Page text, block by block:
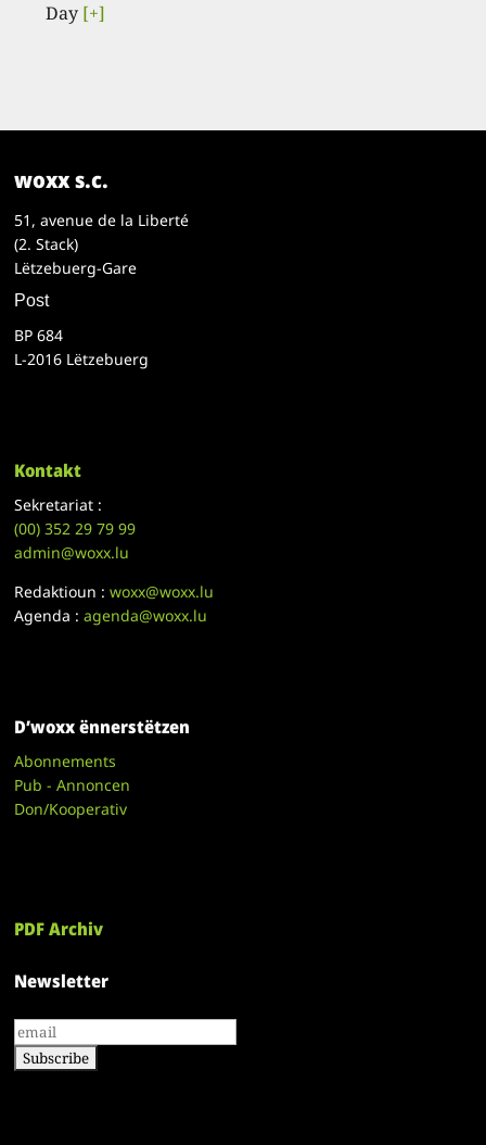
Day [+]
woxx s.c.
51, avenue de la Liberté
(2. Stack)
Lëtzebuerg-Gare
Post
BP 684
L-2016 Lëtzebuerg
Kontakt
Sekretariat :
(00)352 29 79 99
admin@woxx.lu
Redaktioun :woxx@woxx.lu
Agenda :agenda@woxx.lu
D’woxx ënnerstëtzen
Abonnements
Pub - Annoncen
Don/Kooperativ
PDF Archiv
Newsletter